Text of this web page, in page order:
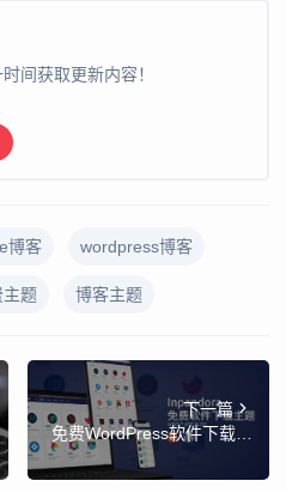
间获取更新内容！
博客 wordpress博客
主题 博客主题
下一篇
免费WordPress软件下载主
题-Inpandora